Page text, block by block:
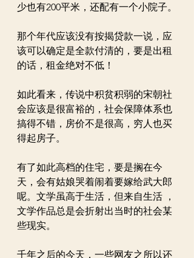
少也有200平米，还配有一个小院子。
那个年代应该没有按揭贷款一说，应
该可以确定是全款付清的，要是出租
的话，租金绝对不低！
如此看来，传说中积贫积弱的宋朝社
会应该是很富裕的，社会保障体系也
搞得不错，房价不是很高，穷人也买
得起房子。
有了如此高档的住宅，要是搁在今
天，会有姑娘哭着闹着要嫁给武大郎
呢。文学虽高于生活，但来自生活 ，
文学作品总是会折射出当时的社会某
些现实。
千年之后的今天，一些网友之所以还